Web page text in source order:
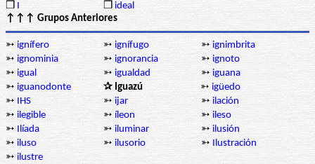
❒ I ❒ ideal
↑↑↑ Grupos Anteriores
➳ ignífero ➳ ignífugo ➳ ignimbrita
➳ ignominia ➳ ignorancia ➳ ignoto
➳ igual ➳ igualdad ➳ iguana
➳ iguanodonte ✰ Iguazú ➳ igüedo
➳ IHS ➳ ijar ➳ ilación
➳ ilegible ➳ íleon ➳ ileso
➳ Ilíada ➳ iluminar ➳ ilusión
➳ iluso ➳ ilusorio ➳ Ilustración
➳ ilustre